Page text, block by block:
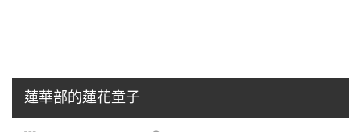
蓮華部的蓮花童子